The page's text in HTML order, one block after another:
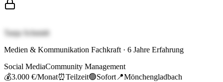
Tanja Schmidt
Medien & Kommunikation Fachkraft · 6 Jahre Erfahrung
Social MediaCommunity Management
💰3.000 €/Monat⏰Teilzeit🟢Sofort 📍Mönchengladbach